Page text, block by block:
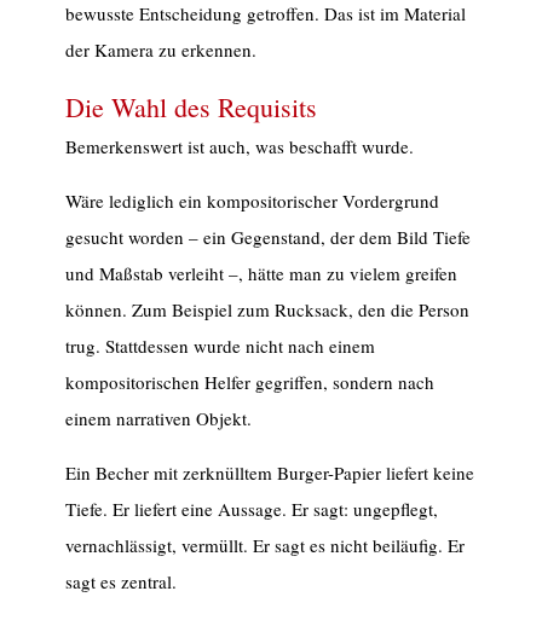
bewusste Entscheidung getroffen. Das ist im Material
der Kamera zu erkennen.
Die Wahl des Requisits
Bemerkenswert ist auch, was beschafft wurde.
Wäre lediglich ein kompositorischer Vordergrund
gesucht worden – ein Gegenstand, der dem Bild Tiefe
und Maßstab verleiht –, hätte man zu vielem greifen
können. Zum Beispiel zum Rucksack, den die Person
trug. Stattdessen wurde nicht nach einem
kompositorischen Helfer gegriffen, sondern nach
einem narrativen Objekt.
Ein Becher mit zerknülltem Burger-Papier liefert keine
Tiefe. Er liefert eine Aussage. Er sagt: ungepflegt,
vernachlässigt, vermüllt. Er sagt es nicht beiläufig. Er
sagt es zentral.